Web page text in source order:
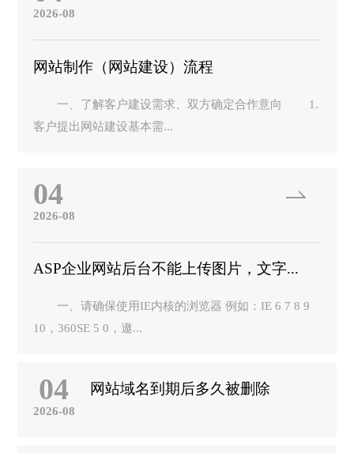
2026-08
网站制作（网站建设）流程
一、了解客户建设需求、双方确定合作意向 1.
客户提出网站建设基本需...
04
2026-08
ASP企业网站后台不能上传图片，文字...
一、请确保使用IE内核的浏览器 例如：IE 6 7 8 9
10，360SE 5 0，遨...
04
2026-08
网站域名到期后多久被删除